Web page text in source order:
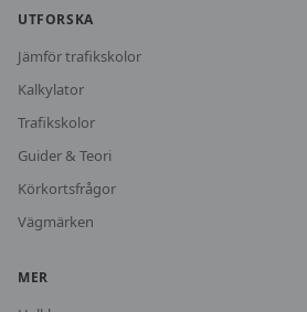
UTFORSKA
Jämför trafikskolor
Kalkylator
Trafikskolor
Guider & Teori
Körkortsfrågor
Vägmärken
MER